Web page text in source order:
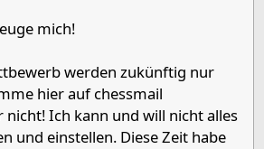
mich!
werden zukünftig nur
hier auf chessmail
nicht! Ich kann und will nicht alles
und einstellen. Diese Zeit habe